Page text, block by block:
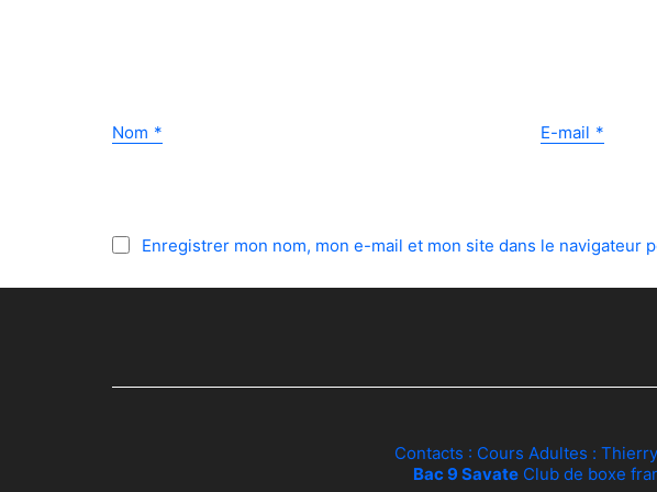
Nom * E-mail *
Enregistrer mon nom, mon e-mail et mon site dans le navigateur
Contacts : Cours Adultes : Thierry
Bac 9 SavateClub de boxe